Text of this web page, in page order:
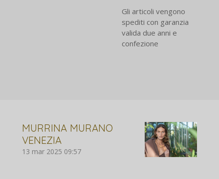
Gli articoli vengono
spediti con garanzia
valida due anni e
confezione
MURRINA MURANO
VENEZIA
13 mar 2025 09:57